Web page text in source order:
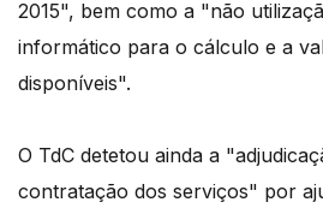
2015", bem como a "não
informático para o cálculo e a
disponíveis".
O TdC detetou ainda a
contratação dos serviços" por